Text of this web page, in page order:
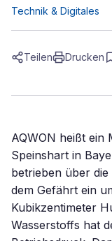
Technik & Digitales
Teilen Drucken
AQWON heißt
Speinshart in
betrieben über
dem Gefährt ein
Kubikzentimeter
Wasserstoffs hat